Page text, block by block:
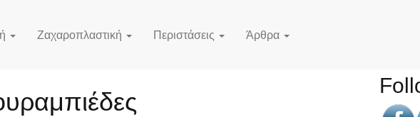
Ζαχαροπλαστική Περιστάσεις Άρθρα